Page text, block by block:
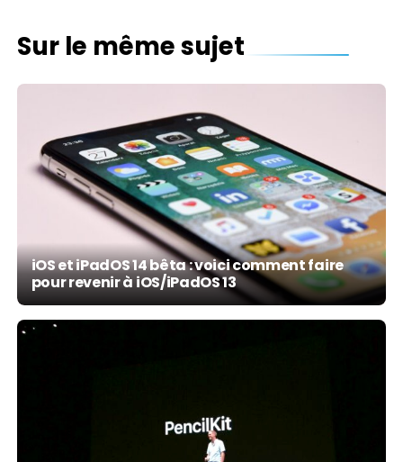
Sur le même sujet
iOS et iPadOS 14 bêta : voici comment faire
pour revenir à iOS/iPadOS 13